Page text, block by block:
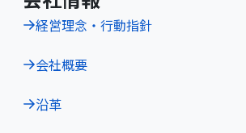
経営理念・行動指針
会社概要
沿革